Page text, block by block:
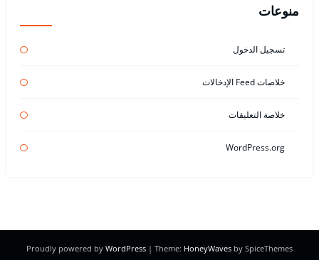
منوعات
تسجيل الدخول
خلاصات Feed الإدخالات
خلاصة التعليقات
WordPress.org
Proudly powered by WordPress | Theme: HoneyWaves by SpiceThemes